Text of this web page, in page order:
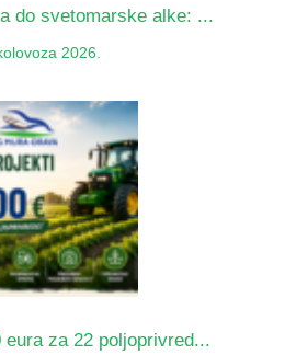
do svetomarske alke: ...
2026.
eura za 22 poljoprivred...